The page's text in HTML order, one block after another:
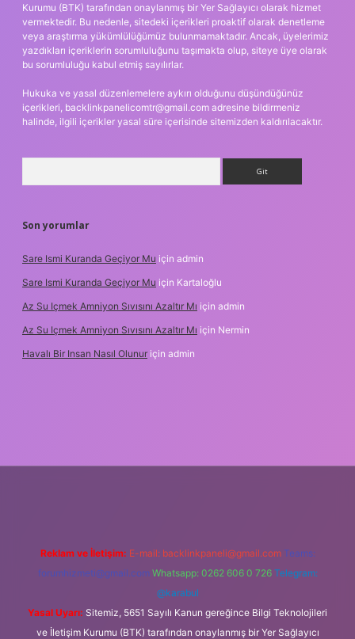
Kurumu (BTK) tarafından onaylanmış bir Yer Sağlayıcı olarak hizmet
vermektedir. Bu nedenle, sitedeki içerikleri proaktif olarak denetleme
veya araştırma yükümlülüğümüz bulunmamaktadır. Ancak, üyelerimiz
yazdıkları içeriklerin sorumluluğunu taşımakta olup, siteye üye olarak
bu sorumluluğu kabul etmiş sayılırlar.
Hukuka ve yasal düzenlemelere aykırı olduğunu düşündüğünüz
içerikleri, backlinkpanelicomtr@gmail.com adresine bildirmeniz
halinde, ilgili içerikler yasal süre içerisinde sitemizden kaldırılacaktır.
Son yorumlar
Sare Ismi Kuranda Geçiyor Mu için admin
Sare Ismi Kuranda Geçiyor Mu için Kartaloğlu
Az Su Içmek Amniyon Sıvısını Azaltır Mı için admin
Az Su Içmek Amniyon Sıvısını Azaltır Mı için Nermin
Havalı Bir Insan Nasıl Olunur için admin
Reklam ve İletişim: E-mail: backlinkpaneli@gmail.com Teams:
forumhizmeti@gmail.com Whatsapp: 0262 606 0 726 Telegram:
@karabul
Yasal Uyarı: Sitemiz, 5651 Sayılı Kanun gereğince Bilgi Teknolojileri
ve İletişim Kurumu (BTK) tarafından onaylanmış bir Yer Sağlayıcı